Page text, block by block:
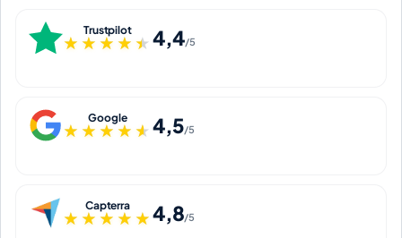
Trustpilot
★★★★★
★★★★★ 4,4/5
Google
★★★★★
★★★★★ 4,5/5
Capterra
★★★★★
★★★★★4,8/5